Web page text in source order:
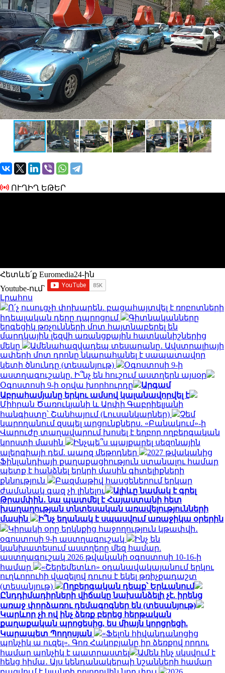
ՈՒՂԻՂ ԵԹԵՐ
Հետևե՛ք Euromedia24-ին
Youtube-ում`
Լրահոս
Ո՛չ ուսուցչի փոխարեն. բացահայտվել է ռոբոտների
իդեալական դերը դպրոցում
Գիտնականները
երգեցիկ թռչունների մոտ հայտնաբերել են
մարդկային լեզվի առանցքային հատկանիշներից
մեկը
Ամենահազվադեպ տեսարանը․ Ավստրալիայի
ափերի մոտ դրոնը նկարահանել է սապատավոր
կետի ծնունդը (տեսանյութ)
Օգոստոսի 9-ի
աստղագուշակը. Ի՞նչ են հուշում աստղերն այսօր
Օգոստոսի 9-ի օրվա խորհուրդը
Արգամ
Աբրահամյանը երկու ամսով կալանավորվել է
Միհրան Ծառուկյանի և Արփի Գաբրիելյանի
հանգիստը՝ Շանհայում (Լուսանկարներ)
Չեմ
կարողանում զսպել արցունքներս. «Բանակում»-ի
Վարուժը տաղավարում խոսել է եղբոր ողբերգական
կորստի մասին
Ինչպե՞ս պայքարել սեզոնային
ալերգիայի դեմ. պարզ մեթոդներ
2027 թվականից
Ֆինլանդիայի քաղաքացիություն ստանալու համար
պետք է հանձնել երկրի մասին գիտելիքների
քննություն
Բազմաթիվ հասցեներում երկար
ժամանակ գազ չի լինելու
Ալիևը նամակ է գրել
Թրամփին․ նա պատմել է Հայաստանի հետ
խաղաղության տնտեսական առավելությունների
մասին
Ի՞նչ եղանակ է սպասվում առաջիկա օրերին
Կիրակի օրը երկնքից հաջողություն կթափվի․
օգոստոսի 9-ի աստղագուշակ
Ինչ են
կանխատեսում աստղերը մեզ համար.
աստղագուշակ 2026 թվականի օգոստոսի 10-16-ի
համար
«Շերեմետևո» օդանավակայանում երկու
ուղևորուհի վազելով դուրս է եկել թռիչքադաշտ
(տեսանյութ)
Ողբերգական դեպք՝ Երևանում
Ընդդիմադիրների վիճակը նախանձելի չէ. իրենց
առաջ փորձառու դեմագոգներ են (տեսանյութ)
Կարևոր չի ով ինչ ձեռք բերեց հերթական
քաղաքական պրոցեսից, ես միայն կորցրեցի.
Կարապետ Պողոսյան
«Ֆելոն հիվանդանոցից
պոնչիկ ա ուզել». Գոռ Հակոբյանը իր ձեռքով որդու
համար պոնչիկ է պատրաստել
Ամեն ինչ սկսվում է
հենց հիմա․ Այս կենդանակերպի նշանների համար